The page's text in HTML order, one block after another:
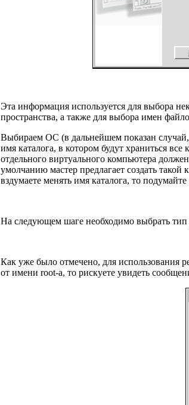
Эта информация используется для выбора
пространства, а также для выбора имен
Выбираем ОС (в дальнейшем показан случай,
имя каталога, в котором будут храниться
отдельного виртуального компьютера
умолчанию мастер предлагает создать
вздумаете менять имя каталога, то
На следующем шаге необходимо выбрать
Как уже было отмечено, для использования
от имени root-а, то рискуете увидеть